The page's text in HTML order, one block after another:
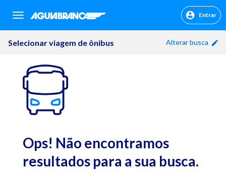
sr.header.toggle.navigation Entrar
Selecionar viagem de ônibus Alterar busca
Ops! Não encontramos
resultados para a sua busca.